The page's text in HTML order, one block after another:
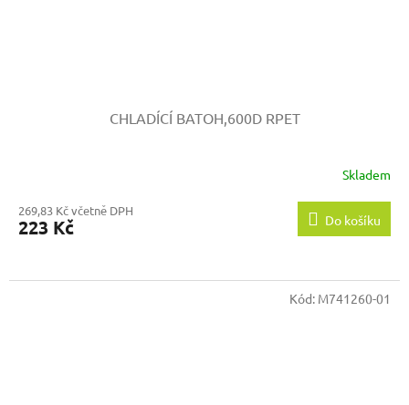
CHLADÍCÍ BATOH,600D RPET
Skladem
269,83 Kč včetně DPH
223 Kč Do košíku
Kód: M741260-01